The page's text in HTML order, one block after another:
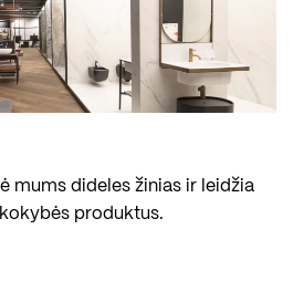
mums dideles žinias ir leidžia
produktus.